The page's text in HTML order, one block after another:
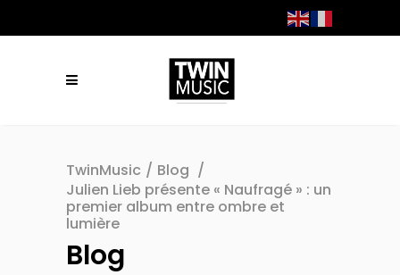
TwinMusic / Blog /
Julien Lieb présente « Naufragé » : un
premier album entre ombre et
lumière
Blog